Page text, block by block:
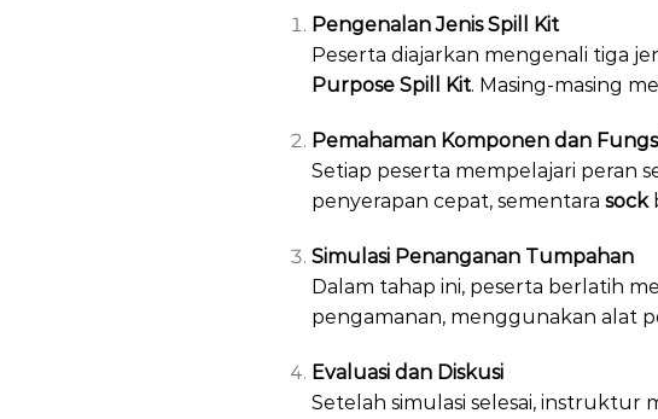
Pengenalan Jenis Spill Kit
Peserta diajarkan mengenali tiga
Purpose Spill Kit. Masing-masing
Pemahaman Komponen dan
Setiap peserta mempelajari peran
penyerapan cepat, sementara sock
Simulasi Penanganan Tumpahan
Dalam tahap ini, peserta berlatih
pengamanan, menggunakan alat
Evaluasi dan Diskusi
Setelah simulasi selesai,